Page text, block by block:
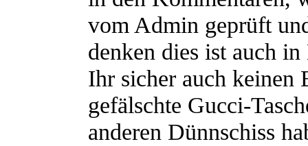
vom Admin geprüft
denken dies ist auch in
Ihr sicher auch keinen
gefälschte Gucci-
anderen Dünnschiss